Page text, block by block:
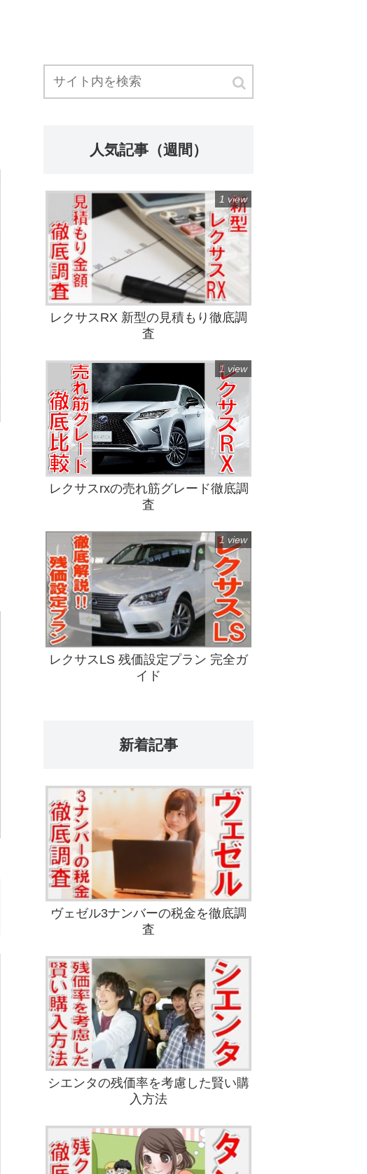
人気記事（週間）
レクサスRX 新型の見積もり徹底調
査
1 view
レクサスrxの売れ筋グレード徹底調
査
1 view
レクサスLS 残価設定プラン 完全ガ
イド
1 view
新着記事
ヴェゼル3ナンバーの税金を徹底調
査
シエンタの残価率を考慮した賢い購
入方法